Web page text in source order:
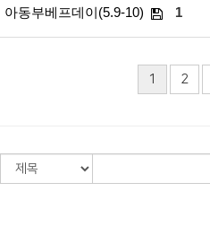
아동부베프데이(5.9-10) 1
1 2